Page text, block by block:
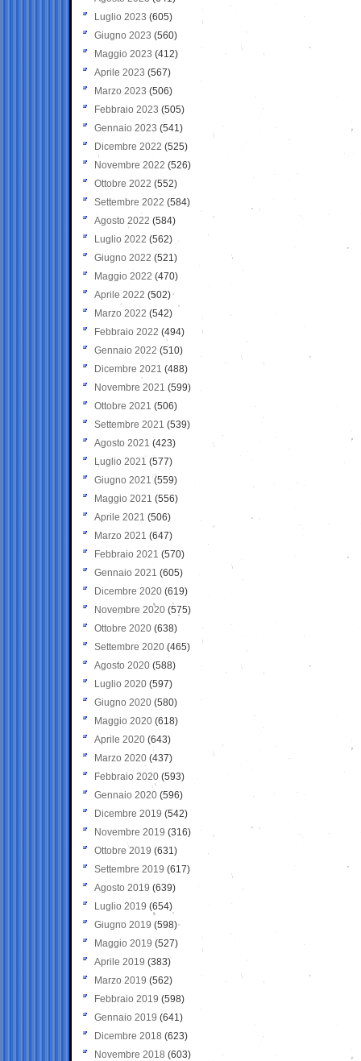
Luglio 2023 (605)
Giugno 2023 (560)
Maggio 2023 (412)
Aprile 2023 (567)
Marzo 2023 (506)
Febbraio 2023 (505)
Gennaio 2023 (541)
Dicembre 2022 (525)
Novembre 2022 (526)
Ottobre 2022 (552)
Settembre 2022 (584)
Agosto 2022 (584)
Luglio 2022 (562)
Giugno 2022 (521)
Maggio 2022 (470)
Aprile 2022 (502)
Marzo 2022 (542)
Febbraio 2022 (494)
Gennaio 2022 (510)
Dicembre 2021 (488)
Novembre 2021 (599)
Ottobre 2021 (506)
Settembre 2021 (539)
Agosto 2021 (423)
Luglio 2021 (577)
Giugno 2021(559)
Maggio 2021 (556)
Aprile 2021 (506)
Marzo 2021 (647)
Febbraio 2021 (570)
Gennaio 2021 (605)
Dicembre 2020 (619)
Novembre 2020 (575)
Ottobre 2020 (638)
Settembre 2020(465)
Agosto 2020 (588)
Luglio 2020 (597)
Giugno 2020 (580)
Maggio 2020 (618)
Aprile 2020 (643)
Marzo 2020 (437)
Febbraio 2020 (593)
Gennaio 2020 (596)
Dicembre 2019 (542)
Novembre 2019 (316)
Ottobre 2019 (631)
Settembre 2019 (617)
Agosto 2019 (639)
Luglio 2019 (654)
Giugno 2019 (598)
Maggio 2019 (527)
Aprile 2019 (383)
Marzo 2019 (562)
Febbraio 2019 (598)
Gennaio 2019 (641)
Dicembre 2018 (623)
Novembre 2018 (603)